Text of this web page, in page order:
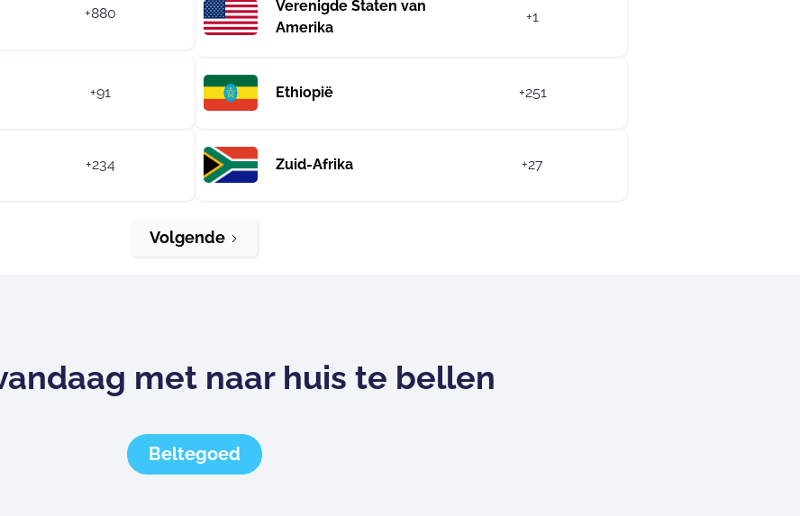
+880
Verenigde Staten van
Amerika
+1
+91 Ethiopië +251
+234 Zuid-Afrika +27
Volgende
met naar huis te bellen
Beltegoed